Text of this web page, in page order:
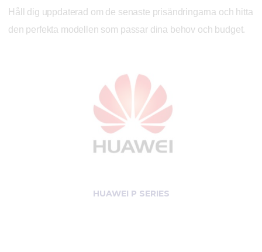
Håll dig uppdaterad om de senaste prisändringarna och hitta
den perfekta modellen som passar dina behov och budget.
HUAWEI P SERIES